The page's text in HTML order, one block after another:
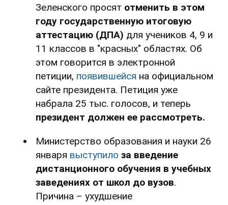
Зеленского просят отменить в этом
году государственную итоговую
аттестацию (ДПА) для учеников 4, 9 и
11 классов в "красных" областях. Об
этом говорится в электронной
петиции, появившейся на официальном
сайте президента. Петиция уже
набрала 25 тыс. голосов, и теперь
президент должен ее рассмотреть.
Министерство образования и науки 26
января выступило за введение
дистанционного обучения в учебных
заведениях от школ до вузов.
Причина – ухудшение